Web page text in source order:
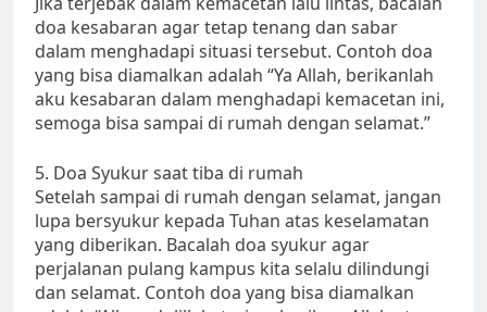
doa kesabaran agar tetap tenang dan sabar
dalam menghadapi situasi tersebut. Contoh doa
yang bisa diamalkan adalah “Ya Allah, berikanlah
aku kesabaran dalam menghadapi kemacetan ini,
semoga bisa sampai di rumah dengan selamat.”
5. Doa Syukur saat tiba di rumah
Setelah sampai di rumah dengan selamat, jangan
lupa bersyukur kepada Tuhan atas keselamatan
yang diberikan. Bacalah doa syukur agar
perjalanan pulang kampus kita selalu dilindungi
dan selamat. Contoh doa yang bisa diamalkan